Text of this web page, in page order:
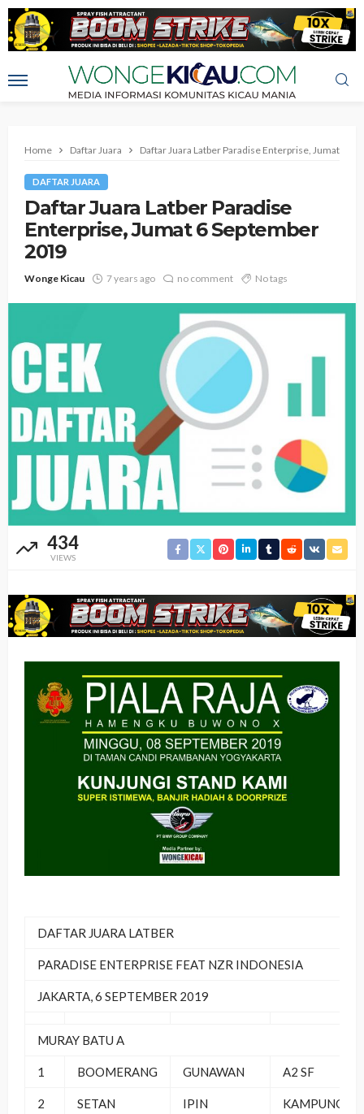
Home Daftar Juara Daftar Juara Latber Paradise Enterprise, Jumat 6
DAFTAR JUARA
Daftar Juara Latber Paradise
Enterprise, Jumat 6 September
2019
Wonge Kicau 7 years ago no comment No tags
434
VIEWS
DAFTAR JUARA LATBER
PARADISE ENTERPRISE FEAT NZR INDONESIA
JAKARTA, 6 SEPTEMBER 2019
MURAY BATU A
1 BOOMERANG GUNAWAN A2 SF
2
SETAN
IPIN
KAMPUNG